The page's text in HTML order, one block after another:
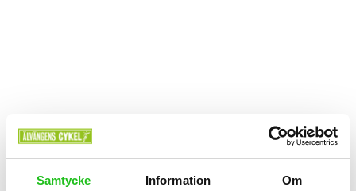
Samtycke Information Om
Handtag Tec Silicone 130mm